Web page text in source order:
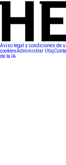
Aviso legal y condiciones de
cookiesAdministrar Utiq
de la IA